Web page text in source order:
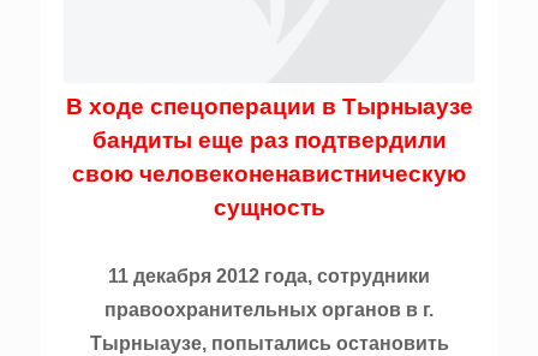
В ходе спецоперации в Тырныаузе
бандиты еще раз подтвердили
свою человеконенавистническую
сущность
11 декабря 2012 года, сотрудники
правоохранительных органов в г.
Тырныаузе, попытались остановить